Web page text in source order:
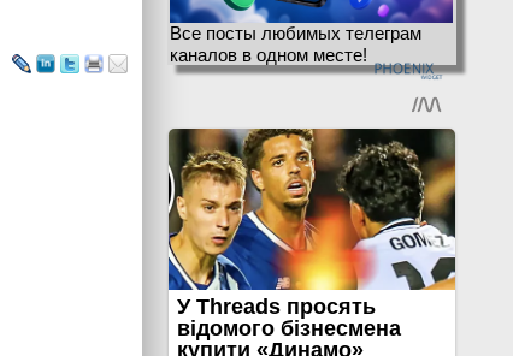
Все посты любимых телеграм
каналов в одном месте!